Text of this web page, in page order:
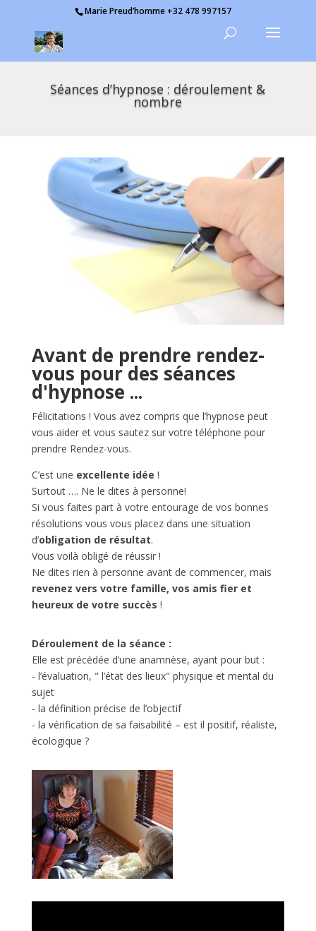
Marie Preud’homme +32 478 997157
Séances d’hypnose : déroulement &
nombre
Avant de prendre rendez-
vous pour des séances
d'hypnose ...
Félicitations ! Vous avez compris que l’hypnose peut
vous aider et vous sautez sur votre téléphone pour
prendre Rendez-vous.
C’est une excellente idée !
Surtout …. Ne le dites à personne!
Si vous faites part à votre entourage de vos bonnes
résolutions vous vous placez dans une situation
d’obligation de résultat.
Vous voilà obligé de réussir !
Ne dites rien à personne avant de commencer, mais
revenez vers votre famille, vos amis fier et
heureux de votre succès !
Déroulement de la séance :
Elle est précédée d’une anamnèse, ayant pour but :
- l’évaluation, " l’état des lieux" physique et mental du
sujet
- la définition précise de l’objectif
- la vérification de sa faisabilité – est il positif, réaliste,
écologique ?